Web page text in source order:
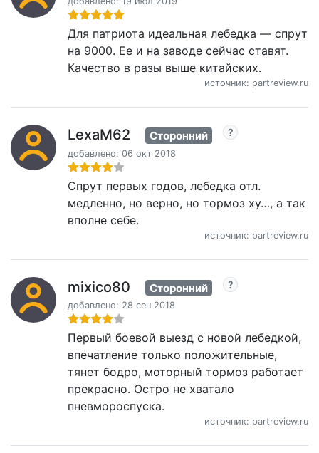
Для патриота идеальная лебедка — спрут
на 9000. Ее и на заводе сейчас ставят.
Качество в разы выше китайских.
источник: partreview.ru
LexaM62 Сторонний
добавлено: 06 окт 2018
Спрут первых годов, лебедка отл.
медленно, но верно, но тормоз ху…, а так
вполне себе.
источник: partreview.ru
mixico80 Сторонний
добавлено: 28 сен 2018
Первый боевой выезд с новой лебедкой,
впечатление только положительные,
тянет бодро, моторный тормоз работает
прекрасно. Остро не хватало
пневмороспуска.
источник: partreview.ru